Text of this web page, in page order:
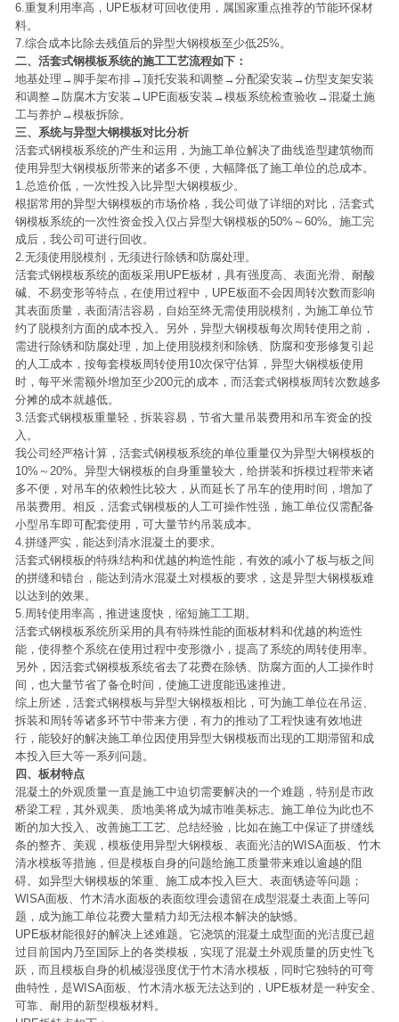
6.重复利用率高，UPE板材可回收使用，属国家重点推荐的节能环保材
料。
7.综合成本比除去残值后的异型大钢模板至少低25%。
二、活套式钢模板系统的施工工艺流程如下：
地基处理→脚手架布排→顶托安装和调整→分配梁安装→仿型支架安装
和调整→防腐木方安装→UPE面板安装→模板系统检查验收→混凝土施
工与养护→模板拆除。
三、系统与异型大钢模板对比分析
活套式钢模板系统的产生和运用，为施工单位解决了曲线造型建筑物而
使用异型大钢模板所带来的诸多不便，大幅降低了施工单位的总成本。
1.总造价低，一次性投入比异型大钢模板少。
根据常用的异型大钢模板的市场价格，我公司做了详细的对比，活套式
钢模板系统的一次性资金投入仅占异型大钢模板的50%～60%。施工完
成后，我公司可进行回收。
2.无须使用脱模剂，无须进行除锈和防腐处理。
活套式钢模板系统的面板采用UPE板材，具有强度高、表面光滑、耐酸
碱、不易变形等特点，在使用过程中，UPE板面不会因周转次数而影响
其表面质量，表面清洁容易，自始至终无需使用脱模剂，为施工单位节
约了脱模剂方面的成本投入。另外，异型大钢模板每次周转使用之前，
需进行除锈和防腐处理，加上使用脱模剂和除锈、防腐和变形修复引起
的人工成本，按每套模板周转使用10次保守估算，异型大钢模板使用
时，每平米需额外增加至少200元的成本，而活套式钢模板周转次数越多
分摊的成本就越低。
3.活套式钢模板重量轻，拆装容易，节省大量吊装费用和吊车资金的投
入。
我公司经严格计算，活套式钢模板系统的单位重量仅为异型大钢模板的
10%～20%。异型大钢模板的自身重量较大，给拼装和拆模过程带来诸
多不便，对吊车的依赖性比较大，从而延长了吊车的使用时间，增加了
吊装费用。相反，活套式钢模板的人工可操作性强，施工单位仅需配备
小型吊车即可配套使用，可大量节约吊装成本。
4.拼缝严实，能达到清水混凝土的要求。
活套式钢模板的特殊结构和优越的构造性能，有效的减小了板与板之间
的拼缝和错台，能达到清水混凝土对模板的要求，这是异型大钢模板难
以达到的效果。
5.周转使用率高，推进速度快，缩短施工工期。
活套式钢模板系统所采用的具有特殊性能的面板材料和优越的构造性
能，使得整个系统在使用过程中变形微小，提高了系统的周转使用率。
另外，因活套式钢模板系统省去了花费在除锈、防腐方面的人工操作时
间，也大量节省了备仓时间，使施工进度能迅速推进。
综上所述，活套式钢模板与异型大钢模板相比，可为施工单位在吊运、
拆装和周转等诸多环节中带来方便，有力的推动了工程快速有效地进
行，能较好的解决施工单位因使用异型大钢模板而出现的工期滞留和成
本投入巨大等一系列问题。
四、板材特点
混凝土的外观质量一直是施工中迫切需要解决的一个难题，特别是市政
桥梁工程，其外观美、质地美将成为城市唯美标志。施工单位为此也不
断的加大投入、改善施工工艺、总结经验，比如在施工中保证了拼缝线
条的整齐、美观，模板使用异型大钢模板、表面光洁的WISA面板、竹木
清水模板等措施，但是模板自身的问题给施工质量带来难以逾越的阻
碍。如异型大钢模板的笨重、施工成本投入巨大、表面锈迹等问题；
WISA面板、竹木清水面板的表面纹理会遗留在成型混凝土表面上等问
题，成为施工单位花费大量精力却无法根本解决的缺憾。
UPE板材能很好的解决上述难题。它浇筑的混凝土成型面的光洁度已超
过目前国内乃至国际上的各类模板，实现了混凝土外观质量的历史性飞
跃，而且模板自身的机械湿强度优于竹木清水模板，同时它独特的可弯
曲特性，是WISA面板、竹木清水板无法达到的，UPE板材是一种安全、
可靠、耐用的新型模板材料。